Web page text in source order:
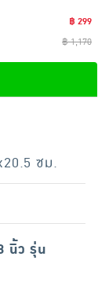
฿ 299
฿ 1,170
ซม.
นิ้ว รุ่น